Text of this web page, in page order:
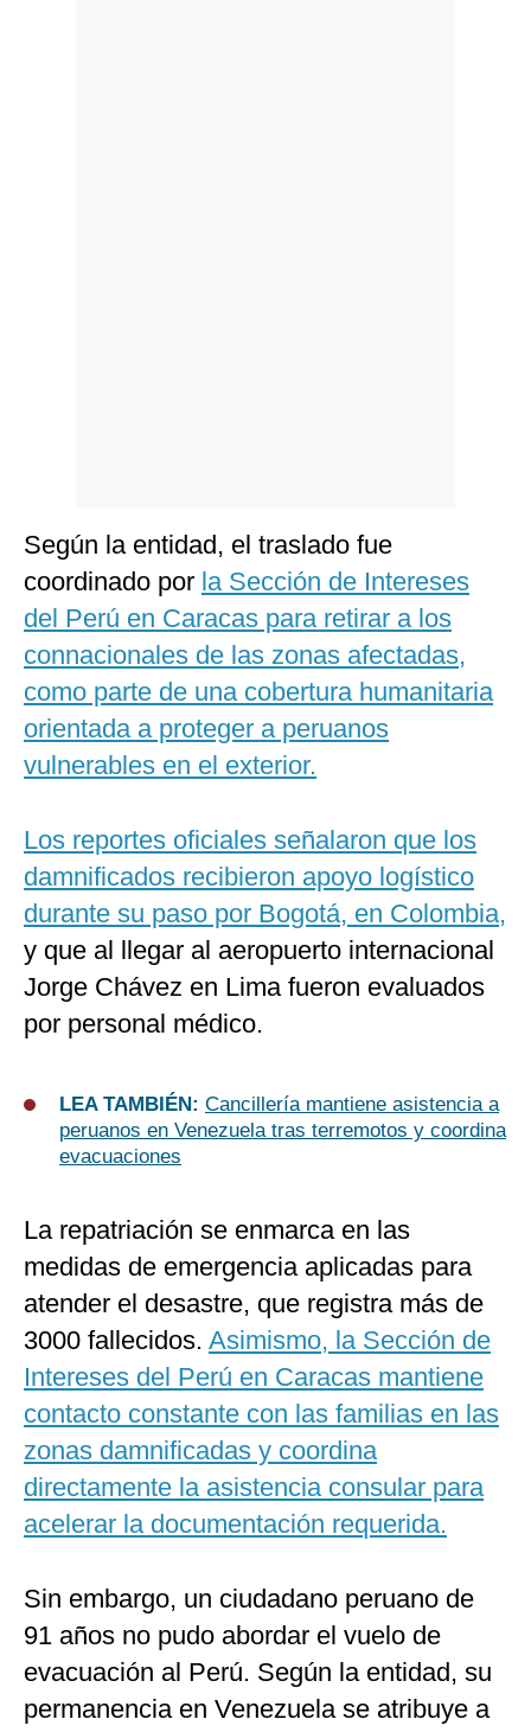
Según la entidad, el traslado fue
coordinado por la Sección de Intereses
del Perú en Caracas para retirar a los
connacionales de las zonas afectadas,
como parte de una cobertura humanitaria
orientada a proteger a peruanos
vulnerables en el exterior.
Los reportes oficiales señalaron que los
damnificados recibieron apoyo logístico
durante su paso por Bogotá, en Colombia,
y que al llegar al aeropuerto internacional
Jorge Chávez en Lima fueron evaluados
por personal médico.
LEA TAMBIÉN: Cancillería mantiene asistencia a
peruanos en Venezuela tras terremotos y coordina
evacuaciones
La repatriación se enmarca en las
medidas de emergencia aplicadas para
atender el desastre, que registra más de
3000 fallecidos. Asimismo, la Sección de
Intereses del Perú en Caracas mantiene
contacto constante con las familias en las
zonas damnificadas y coordina
directamente la asistencia consular para
acelerar la documentación requerida.
Sin embargo, un ciudadano peruano de
91 años no pudo abordar el vuelo de
evacuación al Perú. Según la entidad, su
permanencia en Venezuela se atribuye a